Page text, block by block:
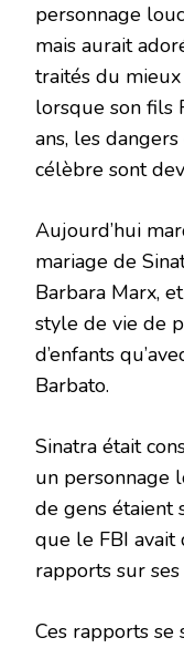
personnage
mais aurait
traités du mieux
lorsque son fils
ans, les
célèbre sont
Aujourd’hui
mariage de
Barbara Marx,
style de vie de
d’enfants
Barbato.
Sinatra était
un personnage
de gens étaient
que le FBI
rapports sur
Ces rapports